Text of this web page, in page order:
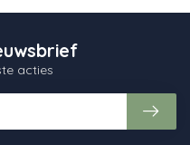
acties